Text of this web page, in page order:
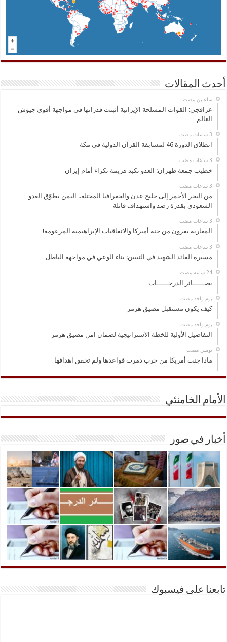
أحدث المقالات
‏ساعتين مضت
عراقجي: القوات المسلحة الإيرانية أثبتت قدراتها في مواجهة أقوى جيوش
العالم
انطلاق الدورة 46 لمسابقة القرآن الدولية في مكة
خطيب جمعة طهران: العدو تكبد هزيمة نكراء أمام إيران
من البحر الأحمر إلى خليج عدن والجغرافيا المحتلة.. اليمن يطوّق العدو
السعودي بقدرة رصد واستهداف قاتلة
المغاربة يفرون من جنة أميركا والاتفاقيات الإبراهيمية المزعومة!
مسيرة القائد الشهيد في التبيين: بناء الوعي في مواجهة الباطل
‏24 ساعة مضت
بصــــــائر الدرجــــــات
‏يوم واحد مضت
كيف يكون مستقبل مضيق هرمز
‏يوم واحد مضت
التفاصيل الأولية للخطة الاستراتيجية لضمان امن مضيق هرمز
‏يومين مضت
ماذا جنت أمريكا من حرب دمرت قواعدها ولم تحقق اهدافها
الأمام الخامنئي
أخبار في صور
تابعنا على فيسبوك